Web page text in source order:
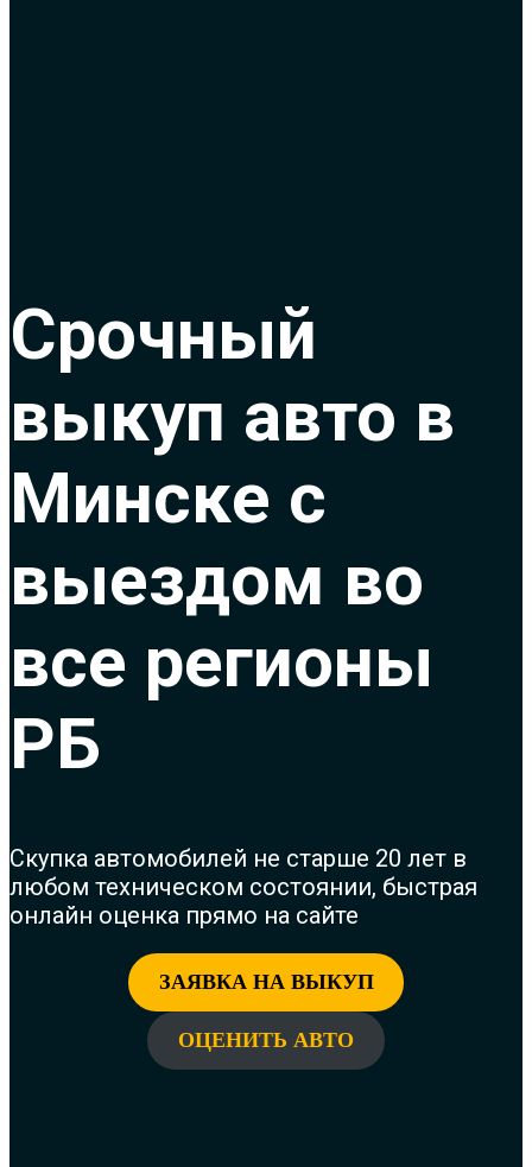
Срочный
выкуп авто в
Минске с
выездом во
все регионы
РБ
Скупка автомобилей не старше 20 лет в
любом техническом состоянии, быстрая
онлайн оценка прямо на сайте
ЗАЯВКА НА ВЫКУП
ОЦЕНИТЬ АВТО